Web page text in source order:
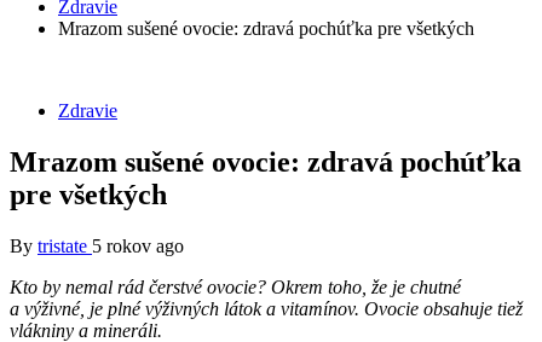
Zdravie
Mrazom sušené ovocie: zdravá pochúťka pre všetkých
Zdravie
Mrazom sušené ovocie: zdravá pochúťka
pre všetkých
By tristate 5 rokov ago
Kto by nemal rád čerstvé ovocie? Okrem toho, že je chutné
a výživné, je plné výživných látok a vitamínov. Ovocie obsahuje tiež
vlákniny a mineráli.